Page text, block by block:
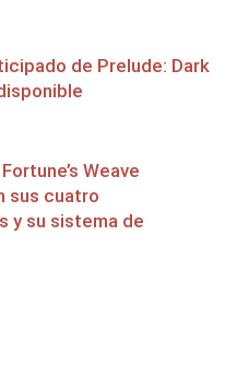
de Prelude: Dark
Weave
sus cuatro
y su sistema de